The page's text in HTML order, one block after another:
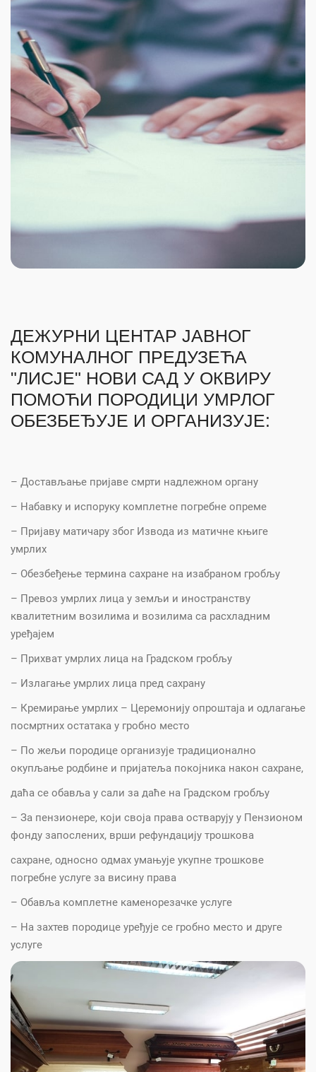
ДЕЖУРНИ ЦЕНТАР ЈАВНОГ
КОМУНАЛНОГ ПРЕДУЗЕЋА
"ЛИСЈЕ" НОВИ САД У ОКВИРУ
ПОМОЋИ ПОРОДИЦИ УМРЛОГ
ОБЕЗБЕЂУЈЕ И ОРГАНИЗУЈЕ:
– Достављање пријаве смрти надлежном органу
– Набавку и испоруку комплетне погребне опреме
– Пријаву матичару због Извода из матичне књиге
умрлих
– Обезбеђење термина сахране на изабраном гробљу
– Превоз умрлих лица у земљи и иностранству
квалитетним возилима и возилима са расхладним
уређајем
– Прихват умрлих лица на Градском гробљу
– Излагање умрлих лица пред сахрану
– Кремирање умрлих – Церемонију опроштаја и одлагање
посмртних остатака у гробно место
– По жељи породице организује традиционално
окупљање родбине и пријатеља покојника након сахране,
даћа се обавља у сали за даће на Градском гробљу
– За пензионере, који своја права остварују у Пензионом
фонду запослених, врши рефундацију трошкова
сахране, односно одмах умањује укупне трошкове
погребне услуге за висину права
– Обавља комплетне каменорезачке услуге
– На захтев породице уређује се гробно место и друге
услуге